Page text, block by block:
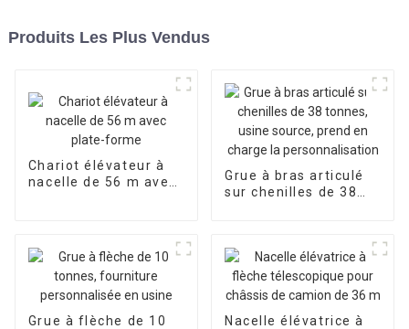
Produits Les Plus Vendus
Chariot élévateur à
nacelle de 56 m avec
Grue à bras articulé
sur chenilles de 38
Grue à flèche de 10 Nacelle élévatrice à